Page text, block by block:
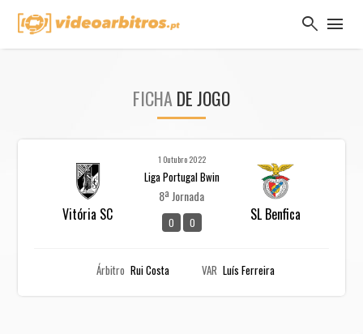
search menu
FICHA DE JOGO
Vitória SC
1 Outubro 2022
Liga Portugal Bwin
8ª Jornada
0 0 SL Benfica
Árbitro Rui Costa VAR Luís Ferreira